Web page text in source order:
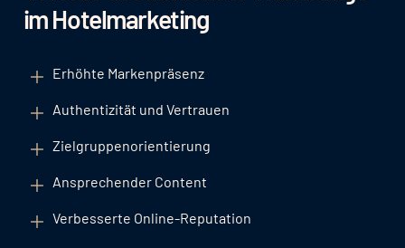
im Hotelmarketing
Erhöhte Markenpräsenz
Authentizität und Vertrauen
Zielgruppenorientierung
Ansprechender Content
Verbesserte Online-Reputation